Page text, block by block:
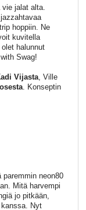
jalat alta.
hoppiin. Ne
kuvitella
halunnut
Swag!
Vijasta, Ville
. Konseptin
neon80
Mitä harvempi
jo pitkään,
kanssa. Nyt